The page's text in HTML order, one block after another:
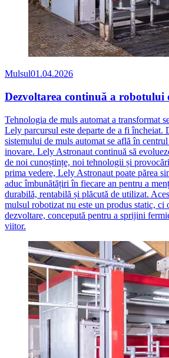
Mulsul01.04.2026
Dezvoltarea continuă a robotului
Tehnologia de muls automat a transformat
Lely parcursul este departe de a fi încheiat.
sistemului de muls automat se află în
inovare. Lely Astronaut continuă să
de noi cunoștințe, noi tehnologii și
prima vedere, Lely Astronaut poate părea
aduc îmbunătățiri în fiecare an pentru a
durabilă, rentabilă și plăcută de utilizat.
mulsul robotizat nu este un produs static, ci
dezvoltare, concepută pentru a sprijini
viitor.